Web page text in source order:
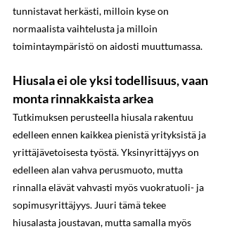
tunnistavat herkästi, milloin kyse on
normaalista vaihtelusta ja milloin
toimintaympäristö on aidosti muuttumassa.
Hiusala ei ole yksi todellisuus, vaan
monta rinnakkaista arkea
Tutkimuksen perusteella hiusala rakentuu
edelleen ennen kaikkea pienistä yrityksistä ja
yrittäjävetoisesta työstä. Yksinyrittäjyys on
edelleen alan vahva perusmuoto, mutta
rinnalla elävät vahvasti myös vuokratuoli- ja
sopimusyrittäjyys. Juuri tämä tekee
hiusalasta joustavan, mutta samalla myös